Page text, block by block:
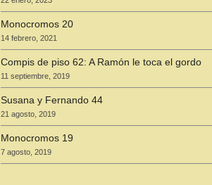
Monocromos 20
14 febrero, 2021
Compis de piso 62: A Ramón le toca el gordo
11 septiembre, 2019
Susana y Fernando 44
21 agosto, 2019
Monocromos 19
7 agosto, 2019